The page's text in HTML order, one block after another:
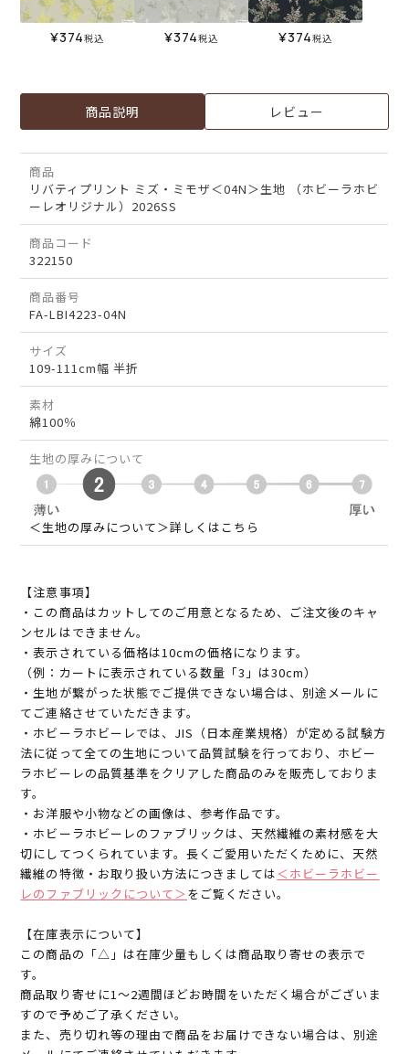
¥374税込 ¥374税込 ¥374税込
商品説明 レビュー
商品
リバティプリント ミズ・ミモザ＜04N＞生地 （ホビーラホビ
ーレオリジナル）2026SS
商品コード
322150
商品番号
FA-LBI4223-04N
サイズ
109-111cm幅 半折
素材
綿100％
生地の厚みについて
＜生地の厚みについて＞詳しくはこちら
【注意事項】
・この商品はカットしてのご用意となるため、ご注文後のキャ
ンセルはできません。
・表示されている価格は10cmの価格になります。
（例：カートに表示されている数量「3」は30cm）
・生地が繋がった状態でご提供できない場合は、別途メールに
てご連絡させていただきます。
・ホビーラホビーレでは、JIS（日本産業規格）が定める試験方
法に従って全ての生地について品質試験を行っており、ホビー
ラホビーレの品質基準をクリアした商品のみを販売しておりま
す。
・お洋服や小物などの画像は、参考作品です。
・ホビーラホビーレのファブリックは、天然繊維の素材感を大
切にしてつくられています。長くご愛用いただくために、天然
繊維の特徴・お取り扱い方法につきましては＜ホビーラホビー
レのファブリックについて＞ をご覧ください。
【在庫表示について】
この商品の「△」は在庫少量もしくは商品取り寄せの表示で
す。
商品取り寄せに1～2週間ほどお時間をいただく場合がございま
すので予めご了承ください。
また、売り切れ等の理由で商品をお届けできない場合は、別途